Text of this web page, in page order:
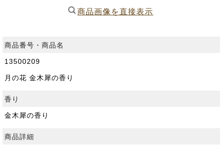
商品画像を直接表示
商品番号・商品名
13500209
月の花 金木犀の香り
香り
金木犀の香り
商品詳細